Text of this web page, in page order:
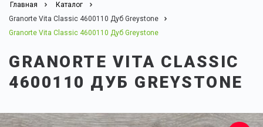
Главная
Каталог
Granorte Vita Classic 4600110 Дуб Greystone
Granorte Vita Classic 4600110 Дуб Greystone
GRANORTE VITA CLASSIC
4600110 ДУБ GREYSTONE